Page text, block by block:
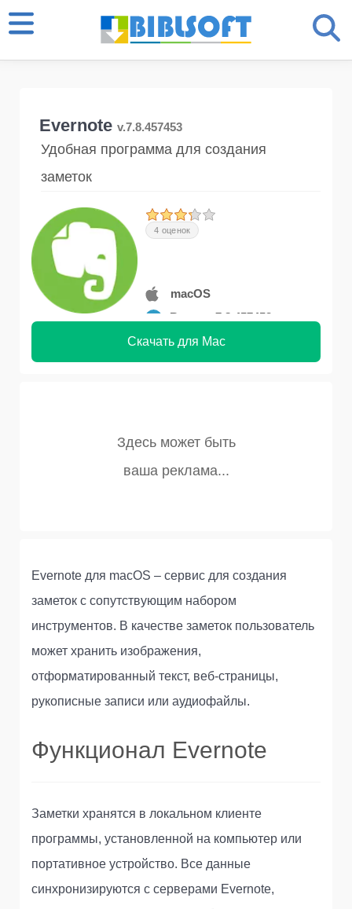
Evernote v.7.8.457453
Удобная программа для создания
заметок
4 оценок
macOS
Версия 7.8.457453
Скачать для Mac
Evernote для macOS – сервис для создания
заметок с сопутствующим набором
инструментов. В качестве заметок пользователь
может хранить изображения,
отформатированный текст, веб-страницы,
рукописные записи или аудиофайлы.
Функционал Evernote
Заметки хранятся в локальном клиенте
программы, установленной на компьютер или
портативное устройство. Все данные
синхронизируются с серверами Evernote,